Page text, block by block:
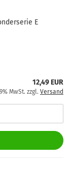
E
12,49 EUR
MwSt. zzgl. Versand